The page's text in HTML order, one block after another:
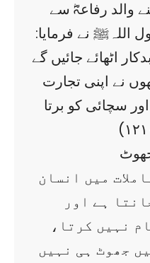
والد رفاعہؓ سے
اللہﷺ نے فرمایا:
اٹھائے جائیں گے
نے اپنی تجارت
سچائی کو برتا
میں انسان
ہے اور
نہیں کرتا،
جھوٹ ہی نہیں